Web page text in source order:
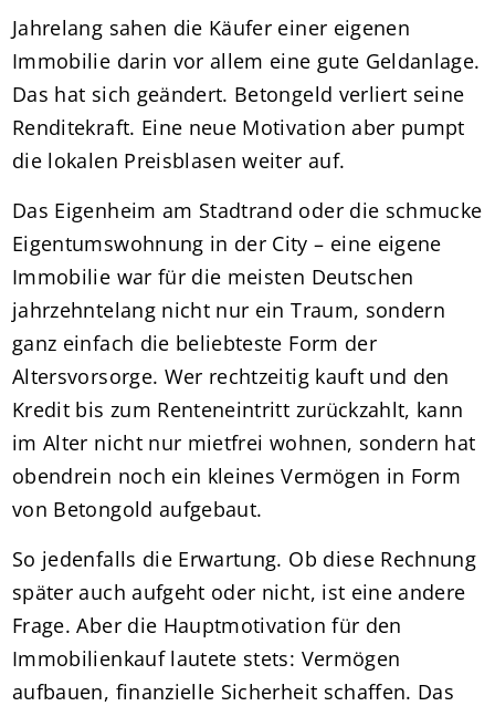
Jahrelang sahen die Käufer einer eigenen
Immobilie darin vor allem eine gute Geldanlage.
Das hat sich geändert. Betongeld verliert seine
Renditekraft. Eine neue Motivation aber pumpt
die lokalen Preisblasen weiter auf.
Das Eigenheim am Stadtrand oder die schmucke
Eigentumswohnung in der City – eine eigene
Immobilie war für die meisten Deutschen
jahrzehntelang nicht nur ein Traum, sondern
ganz einfach die beliebteste Form der
Altersvorsorge. Wer rechtzeitig kauft und den
Kredit bis zum Renteneintritt zurückzahlt, kann
im Alter nicht nur mietfrei wohnen, sondern hat
obendrein noch ein kleines Vermögen in Form
von Betongold aufgebaut.
So jedenfalls die Erwartung. Ob diese Rechnung
später auch aufgeht oder nicht, ist eine andere
Frage. Aber die Hauptmotivation für den
Immobilienkauf lautete stets: Vermögen
aufbauen, finanzielle Sicherheit schaffen. Das